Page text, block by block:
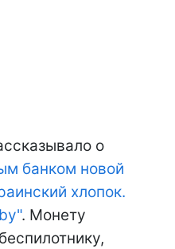
о
банком новой
хлопок.
. Монету